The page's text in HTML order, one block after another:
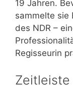
19 Jahren.
sammelte sie
des NDR –
Regisseurin
Zeitleiste